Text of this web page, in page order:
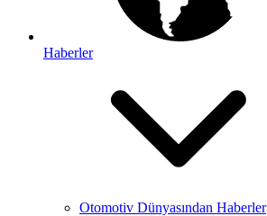
Haberler
Otomotiv Dünyasından Haberler